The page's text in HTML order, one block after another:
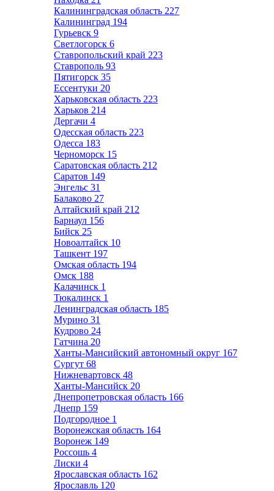
Калининградская область 227
Калининград 194
Гурьевск 9
Светлогорск 6
Ставропольский край 223
Ставрополь 93
Пятигорск 35
Ессентуки 20
Харьковская область 223
Харьков 214
Дергачи 4
Одесская область 223
Одесса 183
Черноморск 15
Саратовская область 212
Саратов 149
Энгельс 31
Балаково 27
Алтайский край 212
Барнаул 156
Бийск 25
Новоалтайск 10
Ташкент 197
Омская область 194
Омск 188
Калачинск 1
Тюкалинск 1
Ленинградская область 185
Мурино 31
Кудрово 24
Гатчина 20
Ханты-Мансийский автономный округ 167
Сургут 68
Нижневартовск 48
Ханты-Мансийск 20
Днепропетровская область 166
Днепр 159
Подгородное 1
Воронежская область 164
Воронеж 149
Россошь 4
Лиски 4
Ярославская область 162
Ярославль 120